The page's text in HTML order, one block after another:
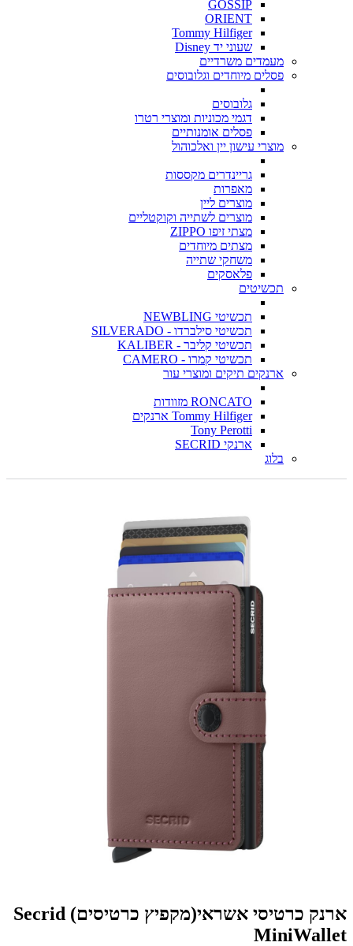
GOSSIP
ORIENT
Tommy Hilfiger
שעוני יד Disney
מעמדים משרדיים
פסלים מיוחדים וגלובוסים
גלובוסים
דגמי מכוניות ומוצרי רטרו
פסלים אומנותיים
מוצרי עישון יין ואלכוהול
גריינדרים מקססות
מאפרות
מוצרים ליין
מוצרים לשתייה וקוקטליים
מצתי זיפו ZIPPO
מצתים מיוחדים
משחקי שתייה
פלאסקים
תכשיטים
תכשיטי NEWBLING
תכשיטי סילברדו - SILVERADO
תכשיטי קליבר - KALIBER
תכשיטי קמרו - CAMERO
ארנקים תיקים ומוצרי עור
RONCATO מזוודות
Tommy Hilfiger ארנקים
Tony Perotti
ארנקי SECRID
בלוג
ארנק כרטיסי אשראי(מקפיץ כרטיסים) Secrid
MiniWallet